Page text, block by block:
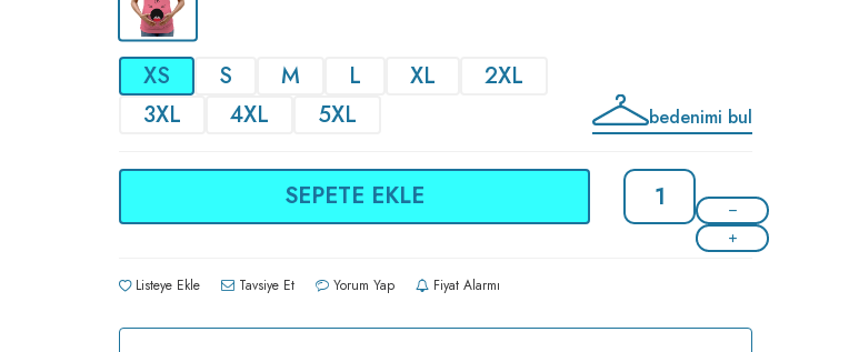
XS S M L XL
2XL
3XL
4XL 5XL bedenimi bul
SEPETE EKLE
Listeye Ekle Tavsiye Et Yorum Yap Fiyat Alarmı